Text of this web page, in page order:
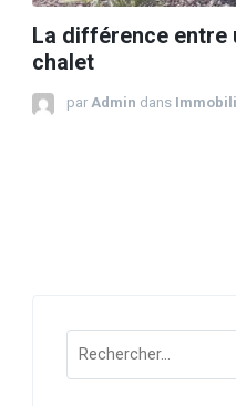
La différence entre
chalet
par Admin dans
Rechercher :